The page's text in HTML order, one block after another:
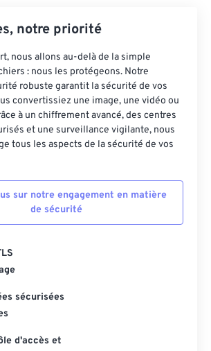
notre priorité
nous allons au-delà de la simple
: nous les protégeons. Notre
robuste garantit la sécurité de vos
convertissiez une image, une vidéo ou
à un chiffrement avancé, des centres
et une surveillance vigilante, nous
tous les aspects de la sécurité de vos
sur notre engagement en matière
de sécurité
sécurisées
d'accès et